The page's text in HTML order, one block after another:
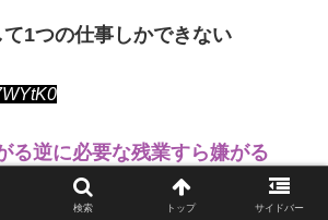
1つの仕事しかできない
る逆に必要な残業すら嫌がる
検索 トップ サイドバー